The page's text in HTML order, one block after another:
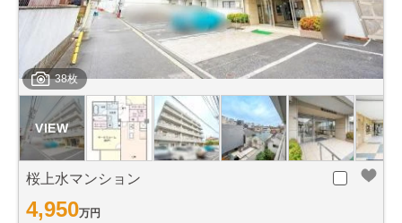
38枚
桜上水マンション
4,950万円